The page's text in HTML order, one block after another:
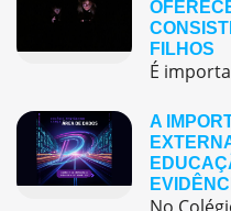
FILHOS
A